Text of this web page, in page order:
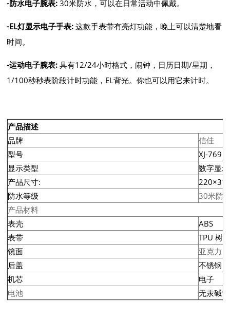
-防水电子腕表:30米防水，可以在日常活动中佩戴。
-EL灯显示电子手表: 这款手表带有亮灯功能，晚上可以清楚地看
时间。
-运动电子腕表: 具有12/24小时格式，闹钟，日历日期/星期，
1/100秒秒表阶段计时功能，EL背光。你也可以用它来计时。
产品描述
品牌
信佳
型号
XJ-769
显示类型
数字显示
产品尺寸:
防水等级
30米防
产品材料
表壳
ABS
表带
TPU 树
镜面
亚克力
后盖
不锈钢
机芯
电子
电池
无汞碱